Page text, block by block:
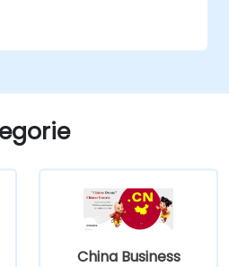
zacílit ideální
reklam pomocí
tak, aby se
China Business